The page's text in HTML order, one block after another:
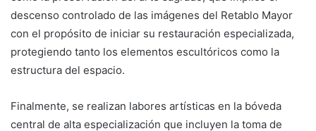
descenso controlado de las imágenes del Retablo Mayor
con el propósito de iniciar su restauración especializada,
protegiendo tanto los elementos escultóricos como la
estructura del espacio.
Finalmente, se realizan labores artísticas en la bóveda
central de alta especialización que incluyen la toma de